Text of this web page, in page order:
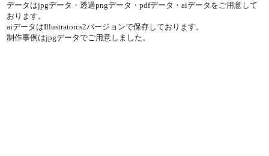
データはjpgデータ・透過pngデータ・pdfデータ・aiデータをご用意して
おります。
aiデータはIllustratorcs2バージョンで保存しております。
制作事例はjpgデータでご用意しました。